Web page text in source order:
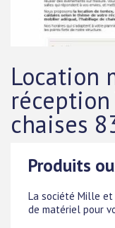
Location
réception
chaises
Produits
La société Mille
de matériel pour